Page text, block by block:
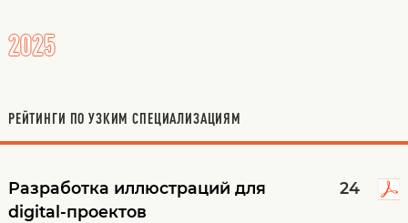
2025
РЕЙТИНГИ ПО УЗКИМ СПЕЦИАЛИЗАЦИЯМ
Разработка иллюстраций для
digital-проектов
24